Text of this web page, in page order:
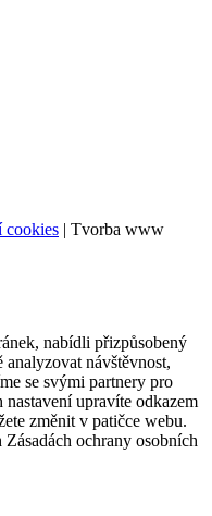
cookies | Tvorba www
nabídli přizpůsobený
návštěvnost,
se svými partnery pro
upravíte odkazem
změnit v patičce webu.
ochrany osobních